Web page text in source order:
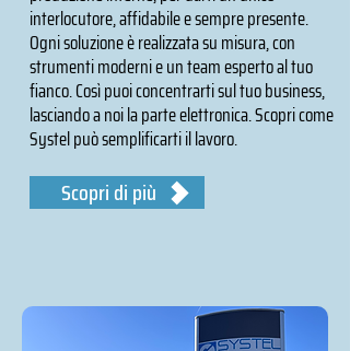
interlocutore, affidabile e sempre presente.
Ogni soluzione è realizzata su misura, con
strumenti moderni e un team esperto al tuo
fianco. Così puoi concentrarti sul tuo business,
lasciando a noi la parte elettronica. Scopri come
Systel può semplificarti il lavoro.
Scopri di più